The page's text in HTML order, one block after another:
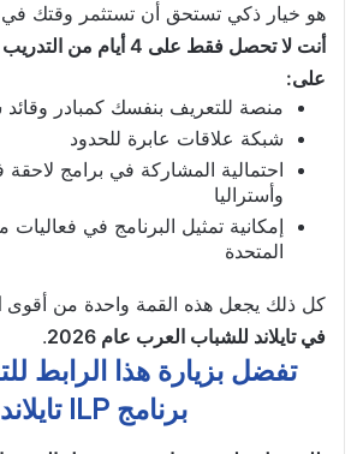
هو خيار ذكي تستحق أن تستثمر وقتك في
أنت لا تحصل فقط على 4
على:
منصة للتعريف بنفسك كمبادر
شبكة علاقات عابرة للحدود
احتمالية المشاركة في برامج لاحقة
وأستراليا
إمكانية تمثيل البرنامج في فعاليات
المتحدة
كل ذلك يجعل هذه القمة واحدة من أقوى
في تايلاند للشباب العرب عام 2026
.
تفضل بزيارة هذا الرابط
برنامج ILP تايلاند